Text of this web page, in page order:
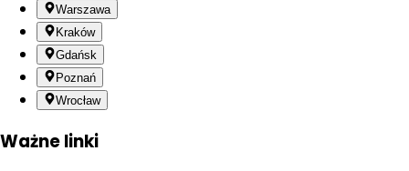
Warszawa
Kraków
Gdańsk
Poznań
Wrocław
Ważne linki